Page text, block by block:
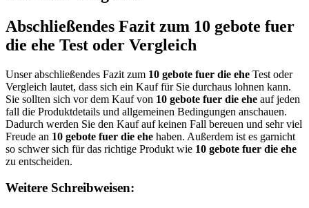
Abschließendes Fazit zum 10 gebote fuer
die ehe Test oder Vergleich
Unser abschließendes Fazit zum 10 gebote fuer die ehe Test oder
Vergleich lautet, dass sich ein Kauf für Sie durchaus lohnen kann.
Sie sollten sich vor dem Kauf von 10 gebote fuer die ehe auf jeden
fall die Produktdetails und allgemeinen Bedingungen anschauen.
Dadurch werden Sie den Kauf auf keinen Fall bereuen und sehr viel
Freude an 10 gebote fuer die ehe haben. Außerdem ist es garnicht
so schwer sich für das richtige Produkt wie 10 gebote fuer die ehe
zu entscheiden.
Weitere Schreibweisen: